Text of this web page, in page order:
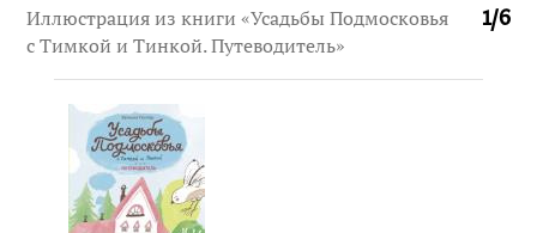
1/6
Иллюстрация из книги «Усадьбы Подмосковья
с Тимкой и Тинкой. Путеводитель»